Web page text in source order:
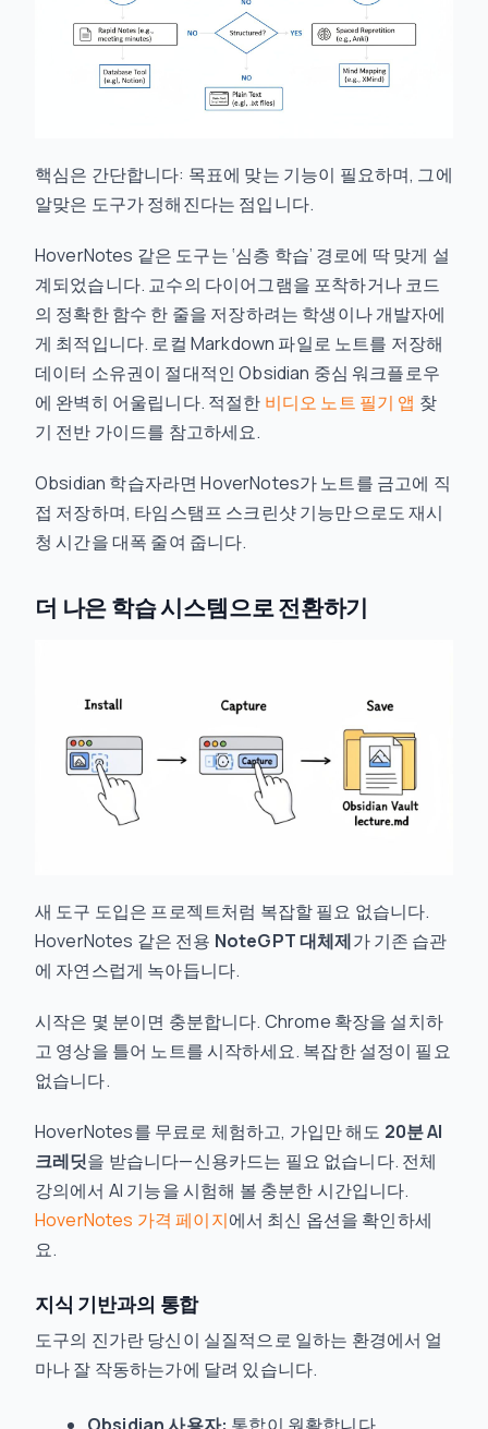
핵심은 간단합니다: 목표에 맞는 기능이 필요하며, 그에
알맞은 도구가 정해진다는 점입니다.
HoverNotes 같은 도구는 ‘심층 학습’ 경로에 딱 맞게 설
계되었습니다. 교수의 다이어그램을 포착하거나 코드
의 정확한 함수 한 줄을 저장하려는 학생이나 개발자에
게 최적입니다. 로컬 Markdown 파일로 노트를 저장해
데이터 소유권이 절대적인 Obsidian 중심 워크플로우
에 완벽히 어울립니다. 적절한 비디오 노트 필기 앱 찾
기 전반 가이드를 참고하세요.
Obsidian 학습자라면 HoverNotes가 노트를 금고에 직
접 저장하며, 타임스탬프 스크린샷 기능만으로도 재시
청 시간을 대폭 줄여 줍니다.
더 나은 학습 시스템으로 전환하기
새 도구 도입은 프로젝트처럼 복잡할 필요 없습니다.
HoverNotes 같은 전용 NoteGPT 대체제가 기존 습관
에 자연스럽게 녹아듭니다.
시작은 몇 분이면 충분합니다. Chrome 확장을 설치하
고 영상을 틀어 노트를 시작하세요. 복잡한 설정이 필요
없습니다.
HoverNotes를 무료로 체험하고, 가입만 해도 20분 AI
크레딧을 받습니다—신용카드는 필요 없습니다. 전체
강의에서 AI 기능을 시험해 볼 충분한 시간입니다.
HoverNotes 가격 페이지에서 최신 옵션을 확인하세
요.
지식 기반과의 통합
도구의 진가란 당신이 실질적으로 일하는 환경에서 얼
마나 잘 작동하는가에 달려 있습니다.